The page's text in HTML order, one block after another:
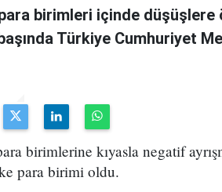
birimleri içinde
Türkiye Cumhuriyet
birimlerine kıyasla negatif
para birimi oldu.